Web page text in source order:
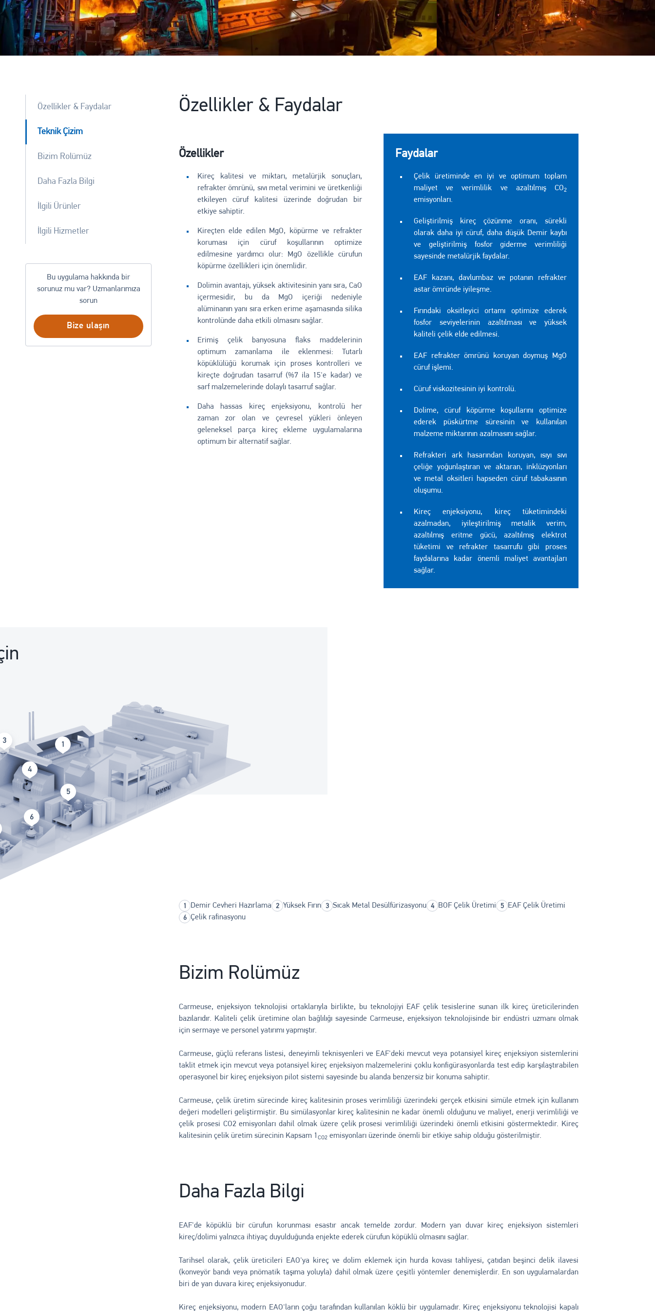
Özellikler & Faydalar
Teknik Çizim
Bizim Rolümüz
Daha Fazla Bilgi
İlgili Ürünler
İlgili Hizmetler
Bu uygulama hakkında bir
sorunuz mu var? Uzmanlarımıza
sorun
Bize ulaşın
Özellikler & Faydalar
Özellikler
Kireç kalitesi ve miktarı, metalürjik sonuçları,
refrakter ömrünü, sıvı metal verimini ve üretkenliği
etkileyen cüruf kalitesi üzerinde doğrudan bir
etkiye sahiptir.
Kireçten elde edilen MgO, köpürme ve refrakter
koruması için cüruf koşullarının optimize
edilmesine yardımcı olur: MgO özellikle cürufun
köpürme özellikleri için önemlidir.
Dolimin avantajı, yüksek aktivitesinin yanı sıra, CaO
içermesidir, bu da MgO içeriği nedeniyle
alüminanın yanı sıra erken erime aşamasında silika
kontrolünde daha etkili olmasını sağlar.
Erimiş çelik banyosuna flaks maddelerinin
optimum zamanlama ile eklenmesi: Tutarlı
köpüklülüğü korumak için proses kontrolleri ve
kireçte doğrudan tasarruf (%7 ila 15'e kadar) ve
sarf malzemelerinde dolaylı tasarruf sağlar.
Daha hassas kireç enjeksiyonu, kontrolü her
zaman zor olan ve çevresel yükleri önleyen
geleneksel parça kireç ekleme uygulamalarına
optimum bir alternatif sağlar.
Faydalar
Çelik üretiminde en iyi ve optimum toplam
maliyet ve verimlilik ve azaltılmış CO2
emisyonları.
Geliştirilmiş kireç çözünme oranı, sürekli
olarak daha iyi cüruf, daha düşük Demir kaybı
ve geliştirilmiş fosfor giderme verimliliği
sayesinde metalürjik faydalar.
EAF kazanı, davlumbaz ve potanın refrakter
astar ömründe iyileşme.
Fırındaki oksitleyici ortamı optimize ederek
fosfor seviyelerinin azaltılması ve yüksek
kaliteli çelik elde edilmesi.
EAF refrakter ömrünü koruyan doymuş MgO
cüruf işlemi.
Cüruf viskozitesinin iyi kontrolü.
Dolime, cüruf köpürme koşullarını optimize
ederek püskürtme süresinin ve kullanılan
malzeme miktarının azalmasını sağlar.
Refrakteri ark hasarından koruyan, ısıyı sıvı
çeliğe yoğunlaştıran ve aktaran, inklüzyonları
ve metal oksitleri hapseden cüruf tabakasının
oluşumu.
Kireç enjeksiyonu, kireç tüketimindeki
azalmadan, iyileştirilmiş metalik verim,
azaltılmış eritme gücü, azaltılmış elektrot
tüketimi ve refrakter tasarrufu gibi proses
faydalarına kadar önemli maliyet avantajları
sağlar.
Demir Cevheri Hazırlama Yüksek Fırın Sıcak Metal Desülfürizasyonu BOF Çelik Üretimi
EAF Çelik Üretimi
Çelik rafinasyonu
Bizim Rolümüz
Carmeuse, enjeksiyon teknolojisi ortaklarıyla birlikte, bu teknolojiyi EAF çelik tesislerine sunan ilk kireç üreticilerinden
bazılarıdır. Kaliteli çelik üretimine olan bağlılığı sayesinde Carmeuse, enjeksiyon teknolojisinde bir endüstri uzmanı olmak
için sermaye ve personel yatırımı yapmıştır.
Carmeuse, güçlü referans listesi, deneyimli teknisyenleri ve EAF'deki mevcut veya potansiyel kireç enjeksiyon sistemlerini
taklit etmek için mevcut veya potansiyel kireç enjeksiyon malzemelerini çoklu konfigürasyonlarda test edip karşılaştırabilen
operasyonel bir kireç enjeksiyon pilot sistemi sayesinde bu alanda benzersiz bir konuma sahiptir.
Carmeuse, çelik üretim sürecinde kireç kalitesinin proses verimliliği üzerindeki gerçek etkisini simüle etmek için kullanım
değeri modelleri geliştirmiştir. Bu simülasyonlar kireç kalitesinin ne kadar önemli olduğunu ve maliyet, enerji verimliliği ve
çelik prosesi CO2 emisyonları dahil olmak üzere çelik prosesi verimliliği üzerindeki önemli etkisini göstermektedir. Kireç
kalitesinin çelik üretim sürecinin Kapsam 1 CO2 emisyonları üzerinde önemli bir etkiye sahip olduğu gösterilmiştir.
Daha Fazla Bilgi
EAF'de köpüklü bir cürufun korunması esastır ancak temelde zordur. Modern yan duvar kireç enjeksiyon sistemleri
kireç/dolimi yalnızca ihtiyaç duyulduğunda enjekte ederek cürufun köpüklü olmasını sağlar.
Tarihsel olarak, çelik üreticileri EAO'ya kireç ve dolim eklemek için hurda kovası tahliyesi, çatıdan beşinci delik ilavesi
(konveyör bandı veya pnömatik taşıma yoluyla) dahil olmak üzere çeşitli yöntemler denemişlerdir. En son uygulamalardan
biri de yan duvara kireç enjeksiyonudur.
Kireç enjeksiyonu, modern EAO'ların çoğu tarafından kullanılan köklü bir uygulamadır. Kireç enjeksiyonu teknolojisi kapalı